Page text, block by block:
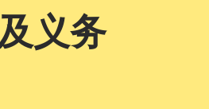
义务